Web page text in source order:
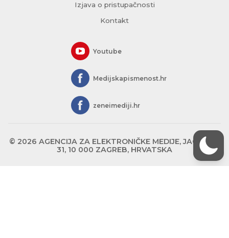
Izjava o pristupačnosti
Kontakt
Youtube
Medijskapismenost.hr
zeneimediji.hr
© 2026 AGENCIJA ZA ELEKTRONIČKE MEDIJE, JAGIĆEVA
31, 10 000 ZAGREB, HRVATSKA